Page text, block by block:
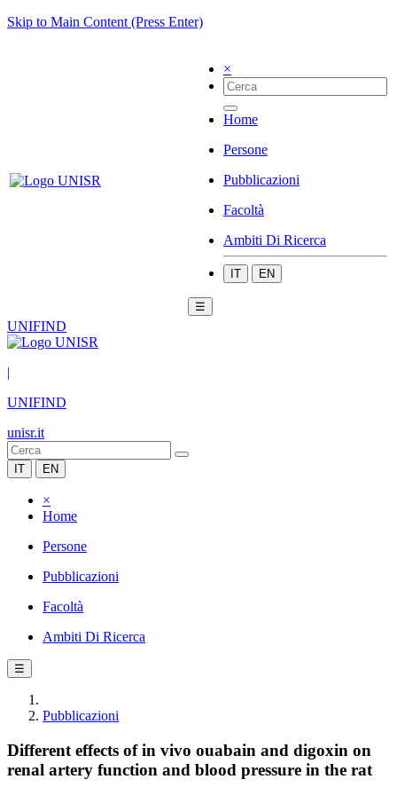
Skip to Main Content (Press Enter)
×
Home
Persone
Pubblicazioni
Facoltà
Ambiti Di Ricerca
IT EN
☰
UNIFIND
|
UNIFIND
unisr.it
IT EN
×
Home
Persone
Pubblicazioni
Facoltà
Ambiti Di Ricerca
☰
Pubblicazioni
Different effects of in vivo ouabain and digoxin on
renal artery function and blood pressure in the rat